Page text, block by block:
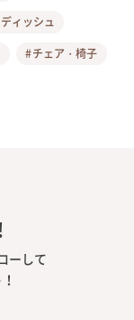
ィッシュ
#チェア・椅子
ーして